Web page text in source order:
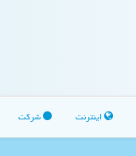
اینترنت شرکت